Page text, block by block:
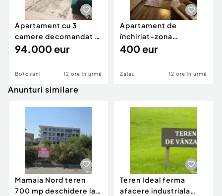
Apartament cu 3
camere decomandat -
renovat - Bucovina -
94.000 eur
Botosani 12 ore în urmă
Apartament de
închiriat-zona
ultracentrală
400 eur
Zalau 12 ore în urmă
Anunturi similare
Mamaia Nord teren
700 mp deschidere la
Teren Ideal ferma
afacere industriala